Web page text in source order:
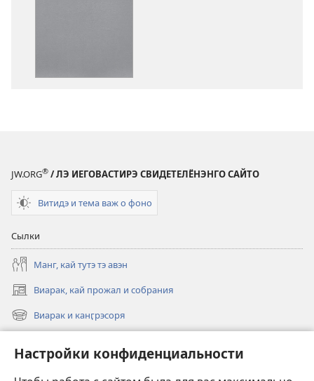
Настройки конфиденциальности
JW.ORG® / ЛЭ ИЕГОВАСТИРЭ СВИДЕТЕЛЁНЭНГО САЙТО
Витидэ и тема важ о фоно
Сылки
Манг, кай тутэ тэ авэн
Виарак, кай прожал и собрания
(открывается
в
новом
Виарак и канӷрэсоря
(открывается
в
новом
окне) Видео